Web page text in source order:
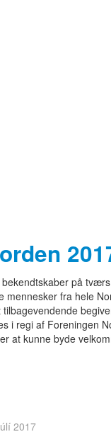
på
fra hele
i regi af Foreningen
at kunne byde
2017